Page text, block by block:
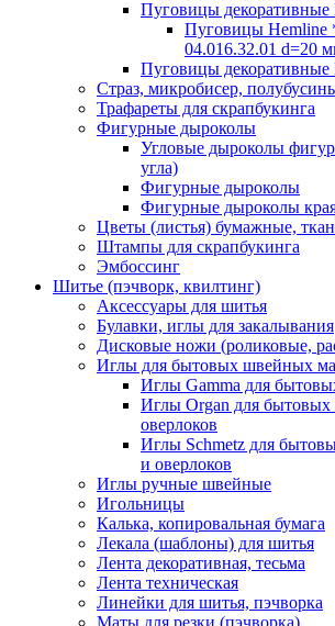
Пуговицы декоративные
Пуговицы Hemline
04.016.32.01 d=20
Пуговицы декоративные
Страз, микробисер,
Трафареты для скрапбукинга
Фигурные дыроколы
Угловые дыроколы
угла)
Фигурные дыроколы
Фигурные дыроколы
Цветы (листья) бумажные,
Штампы для скрапбукинга
Эмбоссинг
Шитье (пэчворк, квилтинг)
Аксессуары для шитья
Булавки, иглы для закалывания
Дисковые ножи (роликовые,
Иглы для бытовых швейных
Иглы Gamma для
Иглы Organ для
оверлоков
Иглы Schmetz для
и оверлоков
Иглы ручные швейные
Игольницы
Калька, копировальная бумага
Лекала (шаблоны) для шитья
Лента декоративная, тесьма
Лента техническая
Линейки для шитья, пэчворка
Маты для резки (пэчворка)